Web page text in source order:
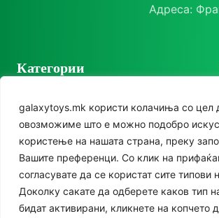
galaxytoys.mk користи колачиња со цел
овозможиме што е можно подобро
користење на нашата страна, преку
Вашите преференци. Со клик на
согласувате да се користат сите типови
Доколку сакате да одберете каков тип
бидат активирани, кликнете на копчето
Адреса:
Категории
Сезонска опрема
Друштвени игри
За двор
Едукативни